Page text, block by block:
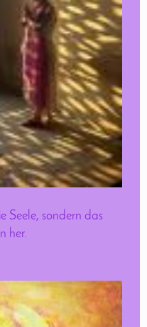
Seele, sondern das
her.